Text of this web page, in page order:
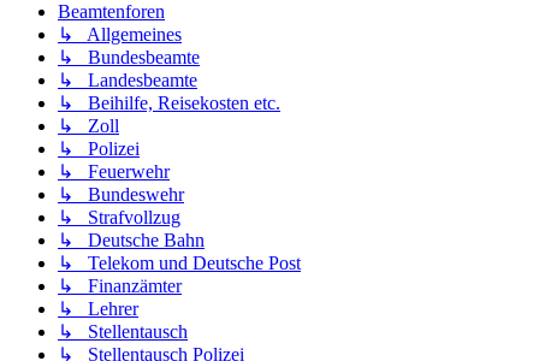
Beamtenforen
↳ Allgemeines
↳ Bundesbeamte
↳ Landesbeamte
↳ Beihilfe, Reisekosten etc.
↳ Zoll
↳ Polizei
↳ Feuerwehr
↳ Bundeswehr
↳ Strafvollzug
↳ Deutsche Bahn
↳ Telekom und Deutsche Post
↳ Finanzämter
↳ Lehrer
↳ Stellentausch
↳ Stellentausch Polizei